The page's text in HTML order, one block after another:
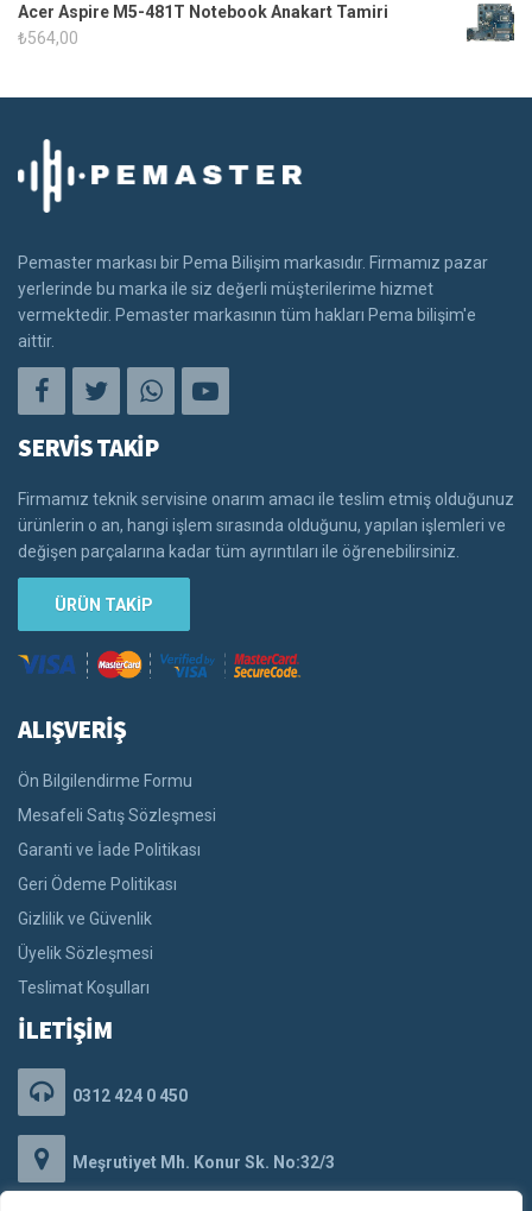
Acer Aspire M5-481T Notebook Anakart Tamiri
₺564,00
Pemaster markası bir Pema Bilişim markasıdır. Firmamız pazar
yerlerinde bu marka ile siz değerli müşterilerime hizmet
vermektedir. Pemaster markasının tüm hakları Pema bilişim'e
aittir.
SERVİS TAKİP
Firmamız teknik servisine onarım amacı ile teslim etmiş olduğunuz
ürünlerin o an, hangi işlem sırasında olduğunu, yapılan işlemleri ve
değişen parçalarına kadar tüm ayrıntıları ile öğrenebilirsiniz.
ÜRÜN TAKİP
ALIŞVERİŞ
Ön Bilgilendirme Formu
Mesafeli Satış Sözleşmesi
Garanti ve İade Politikası
Geri Ödeme Politikası
Gizlilik ve Güvenlik
Üyelik Sözleşmesi
Teslimat Koşulları
İLETİŞİM
0312 424 0 450
Meşrutiyet Mh. Konur Sk. No:32/3